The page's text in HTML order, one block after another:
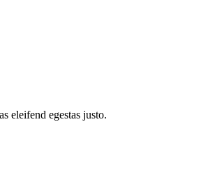
eleifend egestas justo.